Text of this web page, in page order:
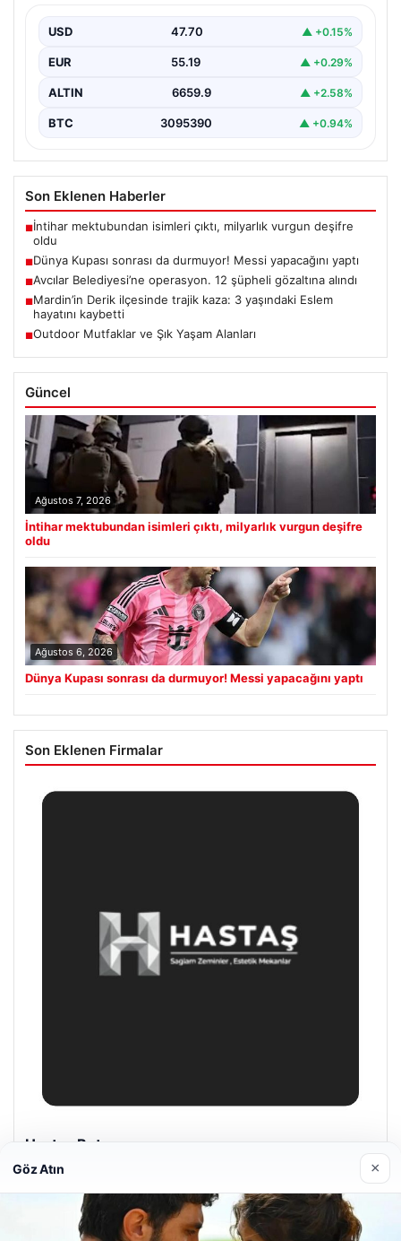
USD 47.70 ▲ +0.15%
EUR 55.19 ▲ +0.29%
ALTIN 6659.9 ▲ +2.58%
BTC 3095390 ▲ +0.94%
Son Eklenen Haberler
■İntihar mektubundan isimleri çıktı, milyarlık vurgun deşifre
oldu
■Dünya Kupası sonrası da durmuyor! Messi yapacağını yaptı
■Avcılar Belediyesi’ne operasyon. 12 şüpheli gözaltına alındı
■Mardin’in Derik ilçesinde trajik kaza: 3 yaşındaki Eslem
hayatını kaybetti
■Outdoor Mutfaklar ve Şık Yaşam Alanları
Güncel
Ağustos 7, 2026
İntihar mektubundan isimleri çıktı, milyarlık vurgun deşifre
oldu
Ağustos 6, 2026
Dünya Kupası sonrası da durmuyor! Messi yapacağını yaptı
Son Eklenen Firmalar
Prenses Night Club
Nisan 29, 2026
Göz Atın ×